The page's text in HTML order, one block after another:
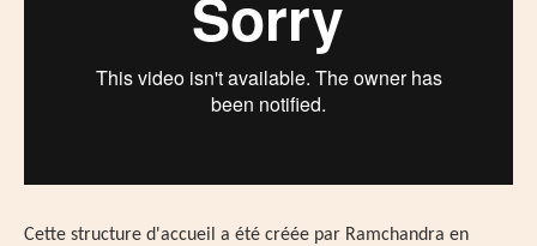
Cette structure d'accueil a été créée par Ramchandra en